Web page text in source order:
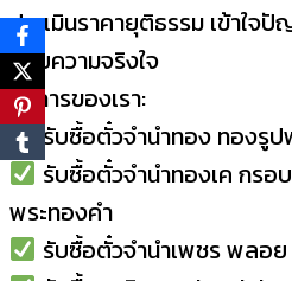
ประเมินราคายุติธรรม เข้าใจ
ด้วยความจริงใจ
บริการของเรา:
รับซื้อตั๋วจำนำทอง ทองรู
รับซื้อตั๋วจำนำทองเค กรอ
พระทองคำ
รับซื้อตั๋วจำนำเพชร พลอย